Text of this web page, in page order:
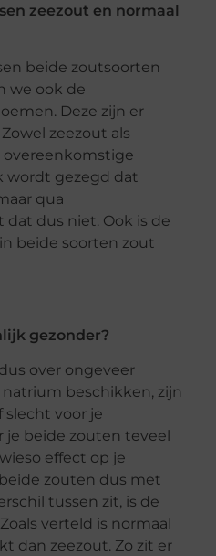
zeezout en normaal
beide zoutsoorten
we ook de
Deze zijn er
zeezout als
wordt gezegd dat
qua
dus niet. Ook is de
beide soorten zout
gezonder?
over ongeveer
beschikken, zijn
slecht voor je
je beide zouten teveel
effect op je
zouten dus met
tussen zit, is de
verteld is normaal
dan zeezout. Zo zit er